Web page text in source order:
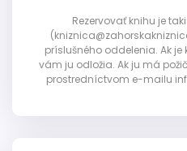
Rezervovať knihu je
príslušného oddelenia. Ak
vám ju odložia. Ak ju má
prostredníctvom e-mailu